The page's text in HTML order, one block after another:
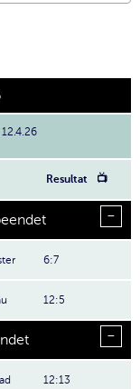
Resultat 📺
6:7
12:5
12:13